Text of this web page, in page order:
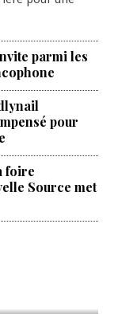
parmi les
pour
foire
Source met